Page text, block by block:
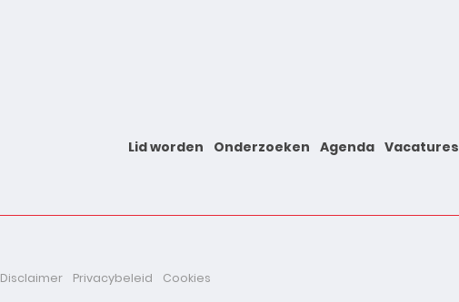
Lid worden Onderzoeken Agenda Vacatures
Disclaimer Privacybeleid Cookies